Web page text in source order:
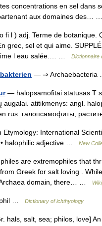
concentrations en sel dans
aux domaines des…
fi l ) adj. Terme de botanique.
grec, sel et qui aime.
l eau salée.… …
Dictionnaire
— ⇒
— halopsamofitai statusas T
augalai. atitikmenys: angl.
rus. галопсамофиты;
International
halophilic adjective …
New
are extremophiles that
Greek for salt loving .
domain, there… …
… Dictionary of ichthyology
hals, salt, sea; philos, love]